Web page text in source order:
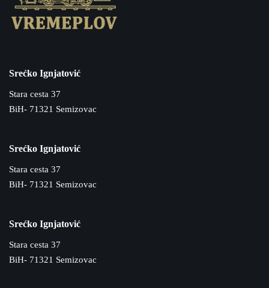
Srećko Ignjatović
Stara cesta 37
BiH- 71321 Semizovac
Srećko Ignjatović
Stara cesta 37
BiH- 71321 Semizovac
Srećko Ignjatović
Stara cesta 37
BiH- 71321 Semizovac